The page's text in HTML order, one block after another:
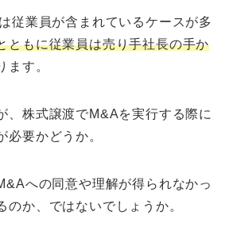
従業員が含まれているケースが多
ともに従業員は売り手社長の手か
ます。
、株式譲渡でM&Aを実行する際に
必要かどうか。
への同意や理解が得られなかっ
のか、ではないでしょうか。